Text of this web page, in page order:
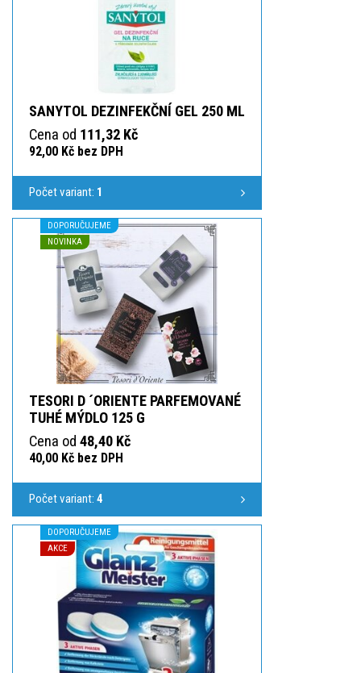
SANYTOL DEZINFEKČNÍ GEL 250 ML
Cena od 111,32 Kč
92,00 Kč bez DPH
Počet variant: 1
DOPORUČUJEME
NOVINKA
TESORI D ´ORIENTE PARFEMOVANÉ
TUHÉ MÝDLO 125 G
Cena od 48,40 Kč
40,00 Kč bez DPH
Počet variant: 4
DOPORUČUJEME
AKCE